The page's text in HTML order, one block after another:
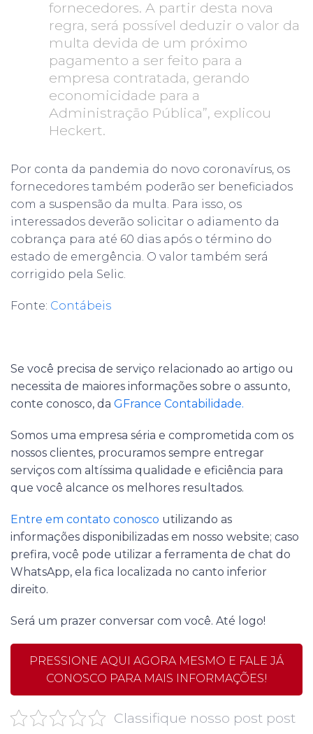
fornecedores. A partir desta nova
regra, será possível deduzir o valor da
multa devida de um próximo
pagamento a ser feito para a
empresa contratada, gerando
economicidade para a
Administração Pública”, explicou
Heckert.
Por conta da pandemia do novo coronavírus, os
fornecedores também poderão ser beneficiados
com a suspensão da multa. Para isso, os
interessados deverão solicitar o adiamento da
cobrança para até 60 dias após o término do
estado de emergência. O valor também será
corrigido pela Selic.
Fonte: Contábeis
Se você precisa de serviço relacionado ao artigo ou
necessita de maiores informações sobre o assunto,
conte conosco, da GFrance Contabilidade.
Somos uma empresa séria e comprometida com os
nossos clientes, procuramos sempre entregar
serviços com altíssima qualidade e eficiência para
que você alcance os melhores resultados.
Entre em contato conosco utilizando as
informações disponibilizadas em nosso website; caso
prefira, você pode utilizar a ferramenta de chat do
WhatsApp, ela fica localizada no canto inferior
direito.
Será um prazer conversar com você. Até logo!
PRESSIONE AQUI AGORA MESMO E FALE JÁ
CONOSCO PARA MAIS INFORMAÇÕES!
Classifique nosso post post